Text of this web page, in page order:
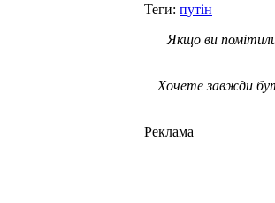
Теги: путін
Якщо ви
Хочете завжди
Реклама